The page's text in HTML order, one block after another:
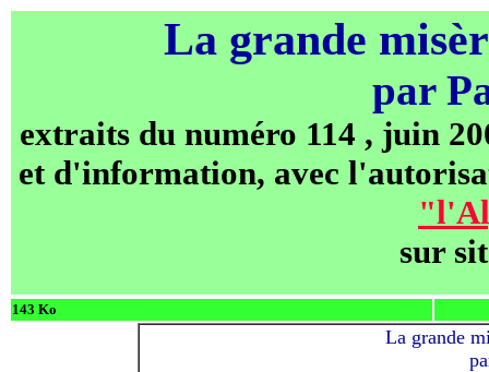
La grande
par
extraits du numéro 114 , juin
et d'information, avec
sur
143 Ko
La grande